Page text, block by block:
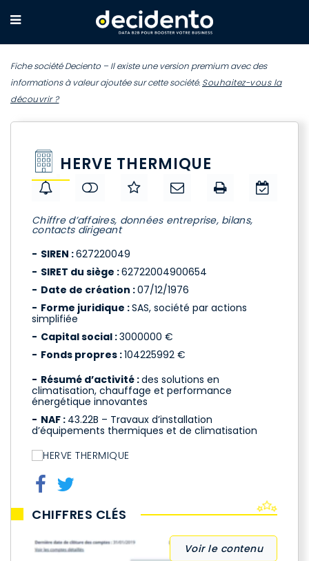
Fiche société Deciento – Il existe une version premium avec des
informations à valeur ajoutée sur cette société. Souhaitez-vous la
découvrir ?
HERVE THERMIQUE
Chiffre d’affaires, données entreprise, bilans,
contacts dirigeant
SIREN :627220049
SIRET du siège :62722004900654
Date de création :07/12/1976
Forme juridique :SAS, société par actions
simplifiée
Capital social :3000000 €
Fonds propres :104225992 €
Résumé d’activité :des solutions en
climatisation, chauffage et performance
énergétique innovantes
NAF : 43.22B – Travaux d’installation
d’équipements thermiques et de climatisation
CHIFFRES CLÉS
Voir le contenu